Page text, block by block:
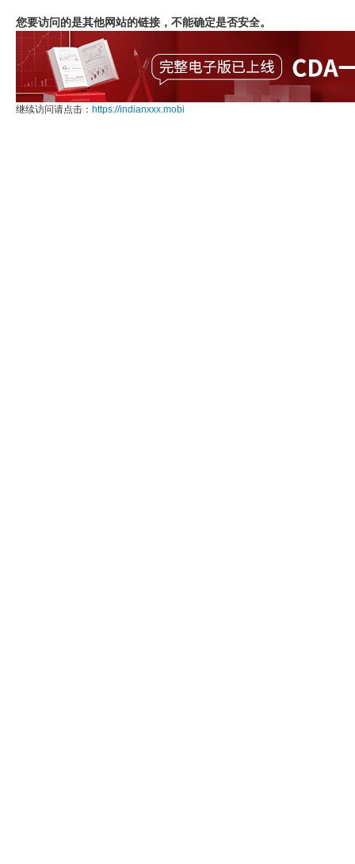
您要访问的是其他网站的链接，不能确定是否安全。
继续访问请点击： https://indianxxx.mobi